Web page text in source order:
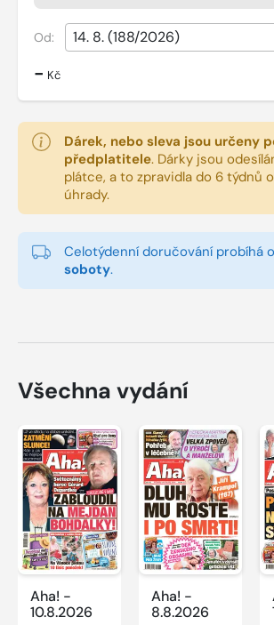
Od:
- Kč
Dárek, nebo sleva jsou určeny
předplatitele. Dárky jsou
plátce, a to zpravidla do 6 týdnů
úhrady.
Celotýdenní doručování probíhá
soboty.
Všechna vydání
Aha! -
10.8.2026
Aha! -
8.8.2026